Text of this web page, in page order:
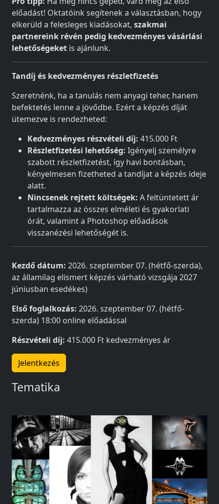
előadást! Oktatóink segítenek a választásban, hogy
elkerüld a felesleges kiadásokat, szakmai
partnereink révén pedig kedvezményes vásárlási
lehetőségeket is ajánlunk.
Tandíj és kedvezményes részletfizetés
Szeretnénk, ha a tanulás nem anyagi teher, hanem
befektetés lenne a jövődbe. Ezért a képzés díját
ütemezve is rendezheted:
Kedvezményes részvételi díj: 415.000 Ft
Részletfizetési lehetőség: Igényelj személyre
szabott részletfizetést, így havi bontásban,
kényelmesen fizetheted a tandíjat a képzés ideje
alatt.
Nincsenek rejtett költségek: A feltüntetett ár
tartalmazza az összes elméleti és gyakorlati
órát, valamint a Photoshop előadások
visszanézési lehetőségét is.
Kezdő dátum: 2026. szeptember 07. (hétfő-szerda),
az államilag elismert képzés várható vizsgája 2027
júniusban esedékes)
Első foglalkozás: 2026. szeptember 07. (hétfő-
szerda) 18:00 online előadással
Részvételi díj: 415.000 Ft kedvezményes ár
Jelentkezés
Tematika